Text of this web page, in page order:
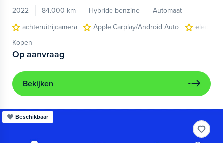
2022
84.000 km Hybride benzine
Automaat
achteruitrijcamera
Apple Carplay/Android Auto
Kopen
Op aanvraag
Bekijken
Beschikbaar